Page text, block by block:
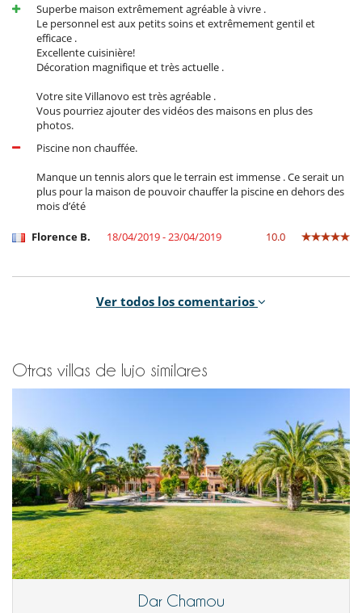
Superbe maison extrêmement agréable à vivre .
Le personnel est aux petits soins et extrêmement gentil et
efficace .
Excellente cuisinière!
Décoration magnifique et très actuelle .
Votre site Villanovo est très agréable .
Vous pourriez ajouter des vidéos des maisons en plus des
photos.
Piscine non chauffée.
Manque un tennis alors que le terrain est immense . Ce serait un
plus pour la maison de pouvoir chauffer la piscine en dehors des
mois d’été
Florence B. 18/04/2019 - 23/04/2019 10.0
An amazing villa of a very high quality. Highly recommended.
04/03/2019 - 08/03/2019
Ver todos los comentarios
Otras villas de lujo similares
Dar Chamou